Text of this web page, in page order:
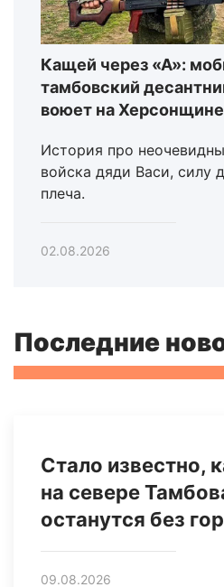
Кащей через «А»:
тамбовский
воюет на Херсонщине
История про
войска дяди Васи, силу
плеча.
02.08.2026
Последние
Стало известно,
на севере
останутся без
09.08.2026